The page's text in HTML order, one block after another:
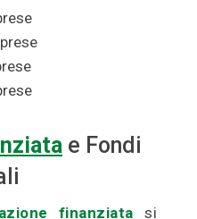
e Fondi
finanziata si